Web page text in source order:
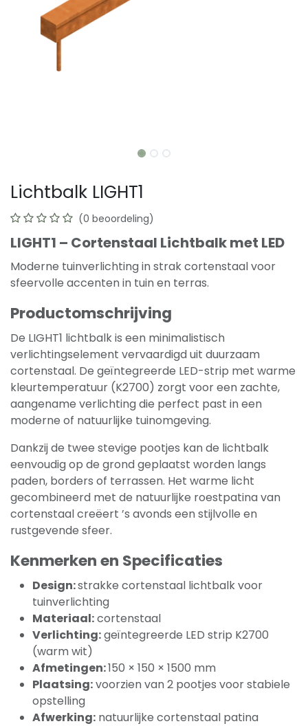
Lichtbalk LIGHT1
(0 beoordeling)
LIGHT1 – Cortenstaal Lichtbalk met LED
Moderne tuinverlichting in strak cortenstaal voor
sfeervolle accenten in tuin en terras.
Productomschrijving
De LIGHT1 lichtbalk is een minimalistisch
verlichtingselement vervaardigd uit duurzaam
cortenstaal. De geïntegreerde LED-strip met warme
kleurtemperatuur (K2700) zorgt voor een zachte,
aangename verlichting die perfect past in een
moderne of natuurlijke tuinomgeving.
Dankzij de twee stevige pootjes kan de lichtbalk
eenvoudig op de grond geplaatst worden langs
paden, borders of terrassen. Het warme licht
gecombineerd met de natuurlijke roestpatina van
cortenstaal creëert ’s avonds een stijlvolle en
rustgevende sfeer.
Kenmerken en Specificaties
Design:strakke cortenstaal lichtbalk voor
tuinverlichting
Materiaal:cortenstaal
Verlichting:geïntegreerde LED strip K2700
(warm wit)
Afmetingen:150 × 150 × 1500 mm
Plaatsing:voorzien van 2 pootjes voor stabiele
opstelling
Afwerking: natuurlijke cortenstaal patina